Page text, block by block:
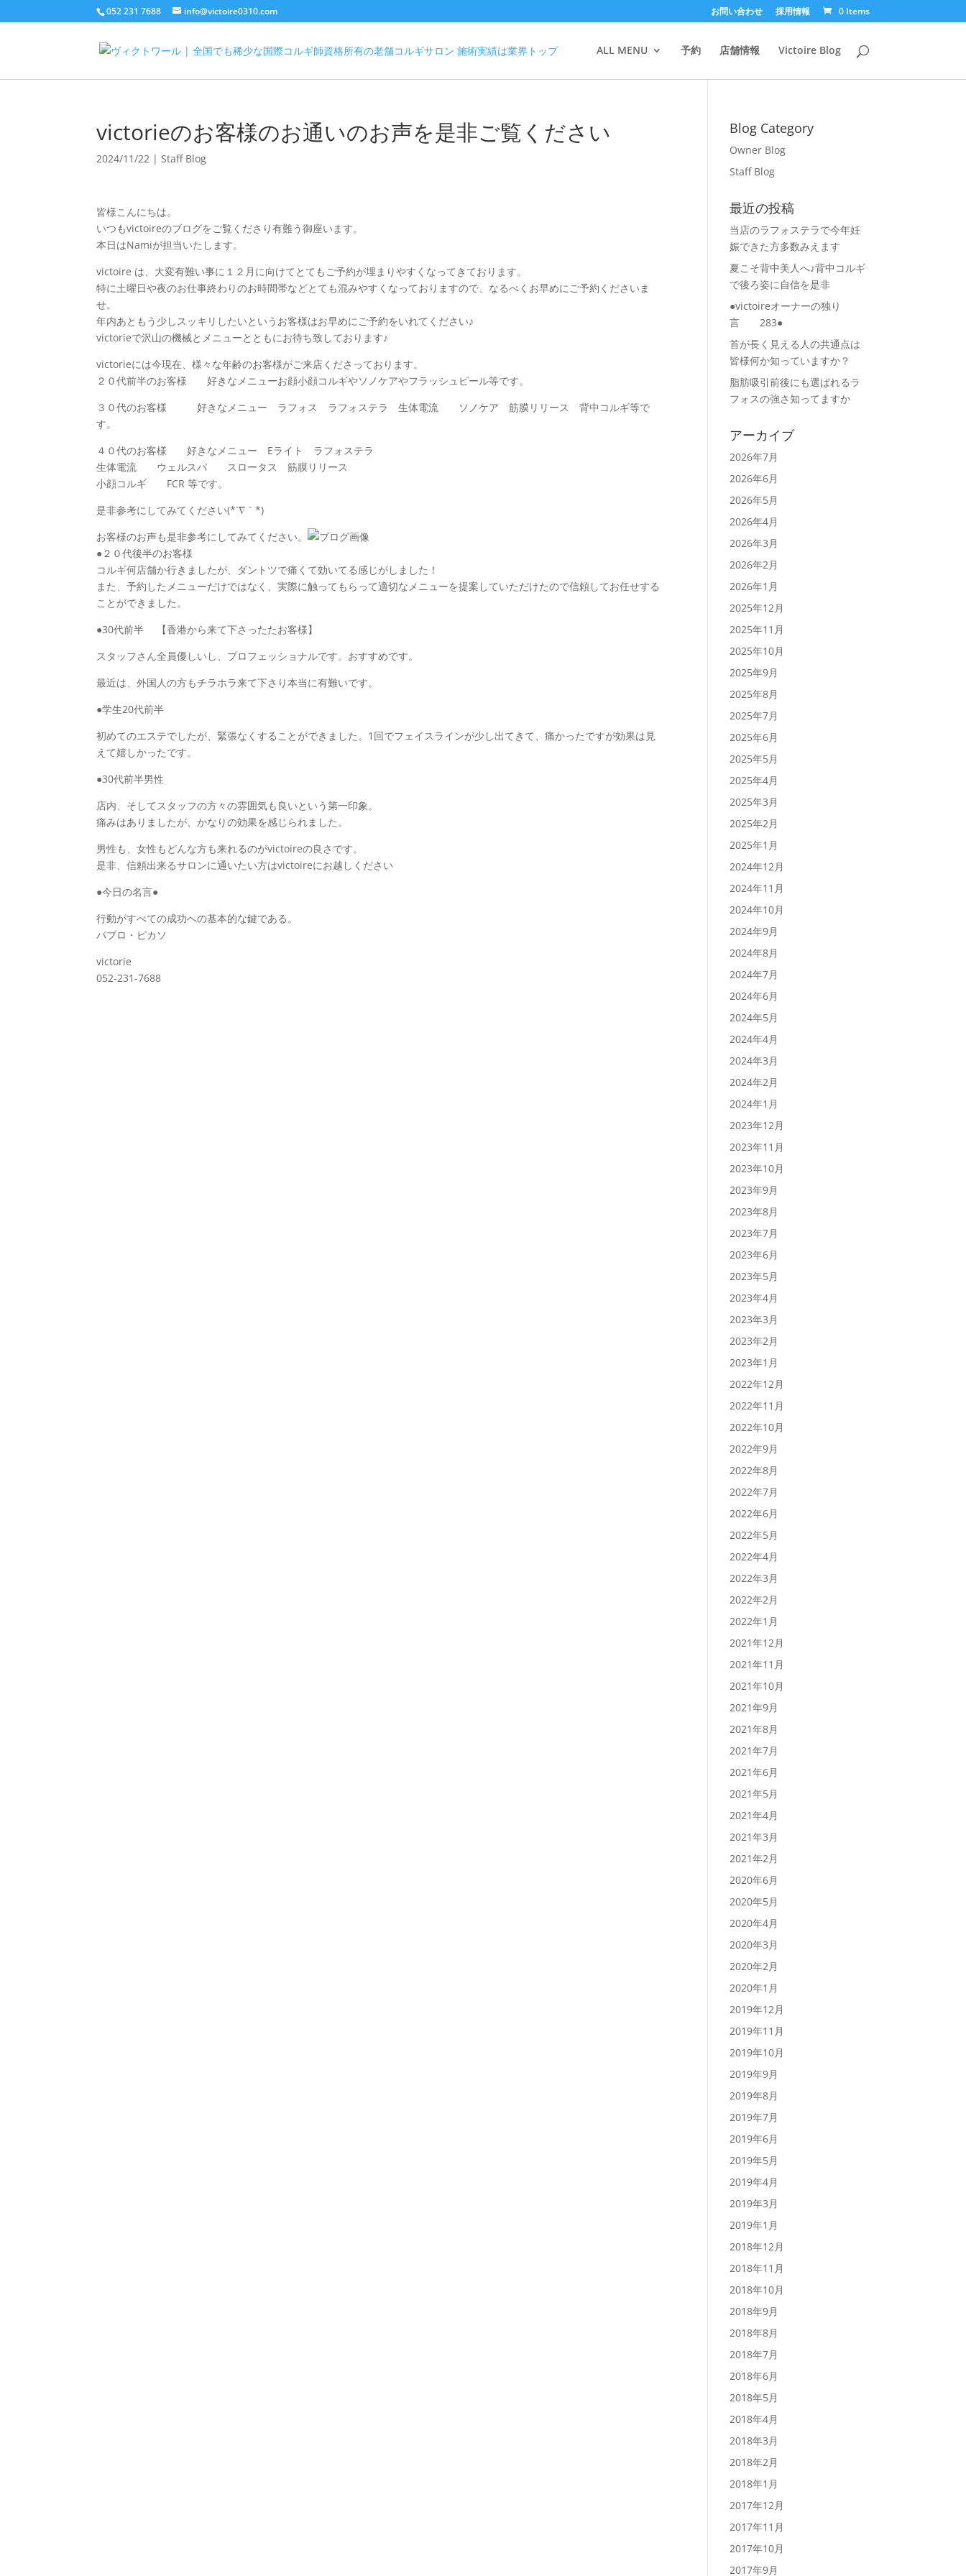
052 231 7688 info@victoire0310.com お問い合わせ 採用情報 0 Items
ALL MENU 予約 店舗情報 Victoire Blog
victorieのお客様のお通いのお声を是非ご覧ください
2024/11/22 |Staff Blog
皆様こんにちは。
いつもvictoireのブログをご覧くださり有難う御座います。
本日はNamiが担当いたします。
victoire は、大変有難い事に１２月に向けてとてもご予約が埋まりやすくなってきております。
特に土曜日や夜のお仕事終わりのお時間帯などとても混みやすくなっておりますので、なるべくお早めにご予約くださいま
せ。
年内あともう少しスッキリしたいというお客様はお早めにご予約をいれてください♪
victorieで沢山の機械とメニューとともにお待ち致しております♪
victorieには今現在、様々な年齢のお客様がご来店くださっております。
２０代前半のお客様 好きなメニューお顔小顔コルギやソノケアやフラッシュピール等です。
３０代のお客様 好きなメニュー ラフォス ラフォステラ 生体電流 ソノケア 筋膜リリース 背中コルギ等で
す。
４０代のお客様 好きなメニュー Eライト ラフォステラ
生体電流 ウェルスパ スロータス 筋膜リリース
小顔コルギ FCR 等です。
是非参考にしてみてください(*´∇｀*)
お客様のお声も是非参考にしてみてください。
●２０代後半のお客様
コルギ何店舗か行きましたが、ダントツで痛くて効いてる感じがしました！
また、予約したメニューだけではなく、実際に触ってもらって適切なメニューを提案していただけたので信頼してお任せする
ことができました。
●30代前半 【香港から来て下さったたお客様】
スタッフさん全員優しいし、プロフェッショナルです。おすすめです。
最近は、外国人の方もチラホラ来て下さり本当に有難いです。
●学生20代前半
初めてのエステでしたが、緊張なくすることができました。1回でフェイスラインが少し出てきて、痛かったですが効果は見
えて嬉しかったです。
●30代前半男性
店内、そしてスタッフの方々の雰囲気も良いという第一印象。
痛みはありましたが、かなりの効果を感じられました。
男性も、女性もどんな方も来れるのがvictoireの良さです。
是非、信頼出来るサロンに通いたい方はvictoireにお越しください
●今日の名言●
行動がすべての成功への基本的な鍵である。
パブロ・ピカソ
victorie
052-231-7688
Blog Category
Owner Blog
Staff Blog
最近の投稿
当店のラフォステラで今年妊
娠できた方多数みえます
夏こそ背中美人へ♪背中コルギ
で後ろ姿に自信を是非
●victoireオーナーの独り
言 283●
首が長く見える人の共通点は
皆様何か知っていますか？
脂肪吸引前後にも選ばれるラ
フォスの強さ知ってますか
アーカイブ
2026年7月
2026年6月
2026年5月
2026年4月
2026年3月
2026年2月
2026年1月
2025年12月
2025年11月
2025年10月
2025年9月
2025年8月
2025年7月
2025年6月
2025年5月
2025年4月
2025年3月
2025年2月
2025年1月
2024年12月
2024年11月
2024年10月
2024年9月
2024年8月
2024年7月
2024年6月
2024年5月
2024年4月
2024年3月
2024年2月
2024年1月
2023年12月
2023年11月
2023年10月
2023年9月
2023年8月
2023年7月
2023年6月
2023年5月
2023年4月
2023年3月
2023年2月
2023年1月
2022年12月
2022年11月
2022年10月
2022年9月
2022年8月
2022年7月
2022年6月
2022年5月
2022年4月
2022年3月
2022年2月
2022年1月
2021年12月
2021年11月
2021年10月
2021年9月
2021年8月
2021年7月
2021年6月
2021年5月
2021年4月
2021年3月
2021年2月
2020年6月
2020年5月
2020年4月
2020年3月
2020年2月
2020年1月
2019年12月
2019年11月
2019年10月
2019年9月
2019年8月
2019年7月
2019年6月
2019年5月
2019年4月
2019年3月
2019年1月
2018年12月
2018年11月
2018年10月
2018年9月
2018年8月
2018年7月
2018年6月
2018年5月
2018年4月
2018年3月
2018年2月
2018年1月
2017年12月
2017年11月
2017年10月
2017年9月